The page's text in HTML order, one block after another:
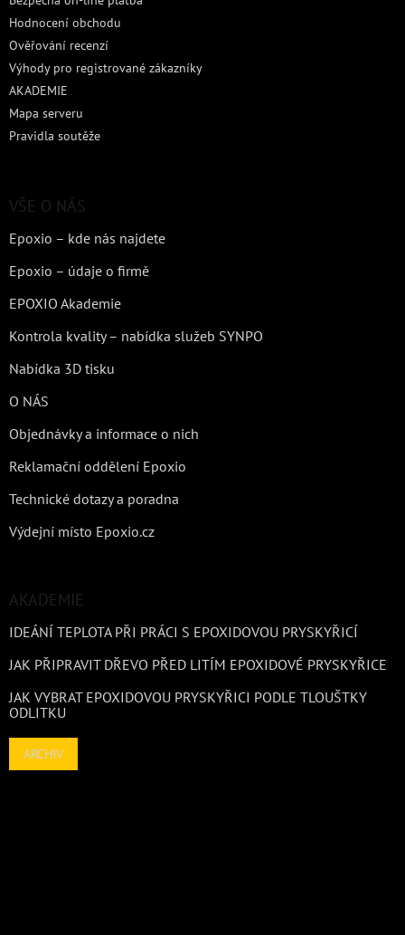
Hodnocení obchodu
Ověřování recenzí
Výhody pro registrované zákazníky
AKADEMIE
Mapa serveru
Pravidla soutěže
VŠE O NÁS
Epoxio – kde nás najdete
Epoxio – údaje o firmě
EPOXIO Akademie
Kontrola kvality – nabídka služeb SYNPO
Nabídka 3D tisku
O NÁS
Objednávky a informace o nich
Reklamační oddělení Epoxio
Technické dotazy a poradna
Výdejní místo Epoxio.cz
AKADEMIE
IDEÁNÍ TEPLOTA PŘI PRÁCI S EPOXIDOVOU PRYSKYŘICÍ
JAK PŘIPRAVIT DŘEVO PŘED LITÍM EPOXIDOVÉ PRYSKYŘICE
JAK VYBRAT EPOXIDOVOU PRYSKYŘICI PODLE TLOUŠTKY
ODLITKU
ARCHIV